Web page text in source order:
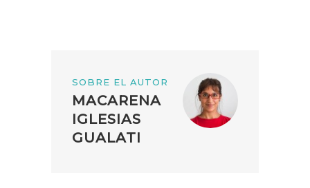
SOBRE EL AUTOR
MACARENA
IGLESIAS
GUALATI